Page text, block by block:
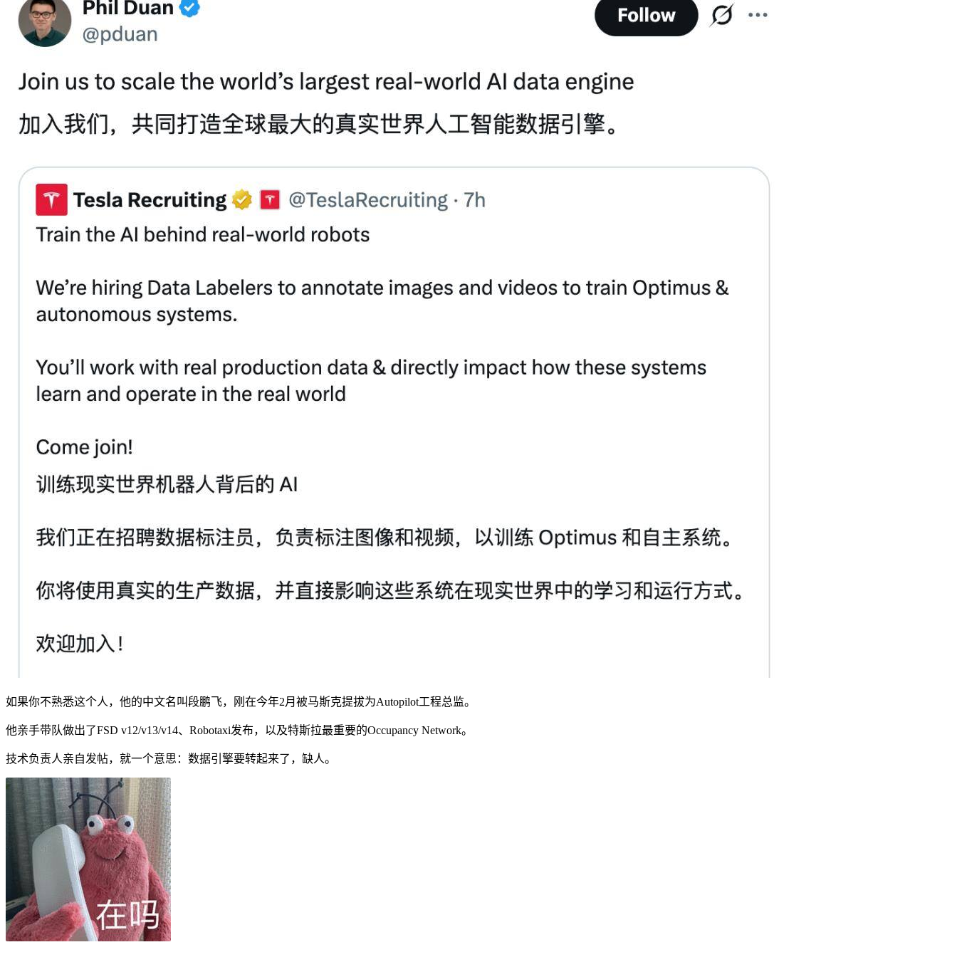
如果你不熟悉这个人，他的中文名叫段鹏飞，刚在今年2月被马斯克提拔为Autopilot工程总监。
他亲手带队做出了FSD v12/v13/v14、Robotaxi发布，以及特斯拉最重要的Occupancy Network。
技术负责人亲自发帖，就一个意思： 数据引擎要转起来了，缺人。